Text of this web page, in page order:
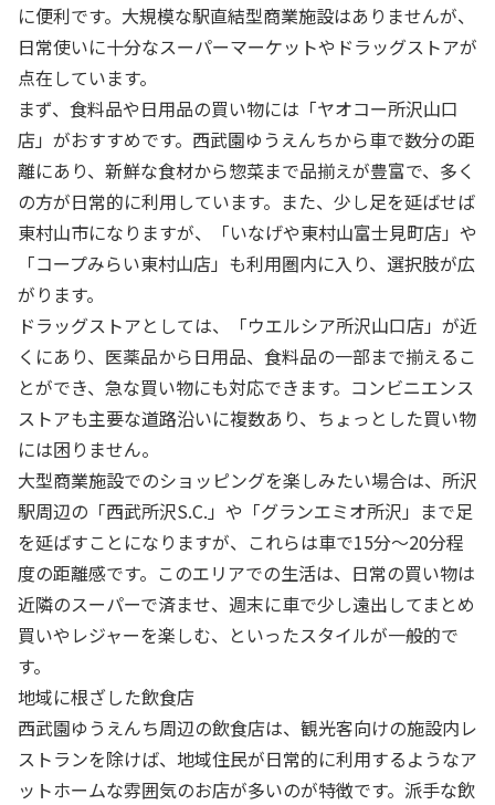
に便利です。大規模な駅直結型商業施設はありませんが、
日常使いに十分なスーパーマーケットやドラッグストアが
点在しています。
まず、食料品や日用品の買い物には「ヤオコー所沢山口
店」がおすすめです。西武園ゆうえんちから車で数分の距
離にあり、新鮮な食材から惣菜まで品揃えが豊富で、多く
の方が日常的に利用しています。また、少し足を延ばせば
東村山市になりますが、「いなげや東村山富士見町店」や
「コープみらい東村山店」も利用圏内に入り、選択肢が広
がります。
ドラッグストアとしては、「ウエルシア所沢山口店」が近
くにあり、医薬品から日用品、食料品の一部まで揃えるこ
とができ、急な買い物にも対応できます。コンビニエンス
ストアも主要な道路沿いに複数あり、ちょっとした買い物
には困りません。
大型商業施設でのショッピングを楽しみたい場合は、所沢
駅周辺の「西武所沢S.C.」や「グランエミオ所沢」まで足
を延ばすことになりますが、これらは車で15分〜20分程
度の距離感です。このエリアでの生活は、日常の買い物は
近隣のスーパーで済ませ、週末に車で少し遠出してまとめ
買いやレジャーを楽しむ、といったスタイルが一般的で
す。
地域に根ざした飲食店
西武園ゆうえんち周辺の飲食店は、観光客向けの施設内レ
ストランを除けば、地域住民が日常的に利用するようなア
ットホームな雰囲気のお店が多いのが特徴です。派手な飲